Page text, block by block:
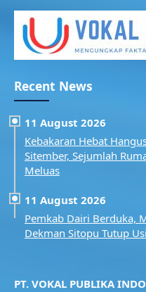
Recent News
11 August 2026
Kebakaran Hebat
Sitember, Sejumlah
Meluas
11 August 2026
Pemkab Dairi Berduka,
Dekman Sitopu Tutup
PT. VOKAL PUBLIKA